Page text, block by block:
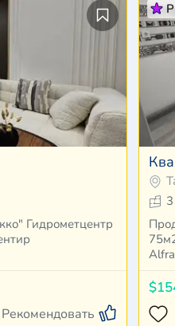
Гидрометцентр
Рекомендовать
3